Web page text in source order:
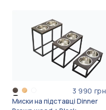
3 990 грн
Миски на підставці Dinner